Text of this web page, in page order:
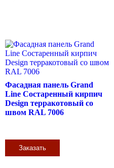
Фасадная панель Grand
Line Состаренный кирпич
Design терракотовый со
швом RAL 7006
Заказать